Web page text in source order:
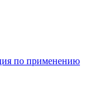
по применению